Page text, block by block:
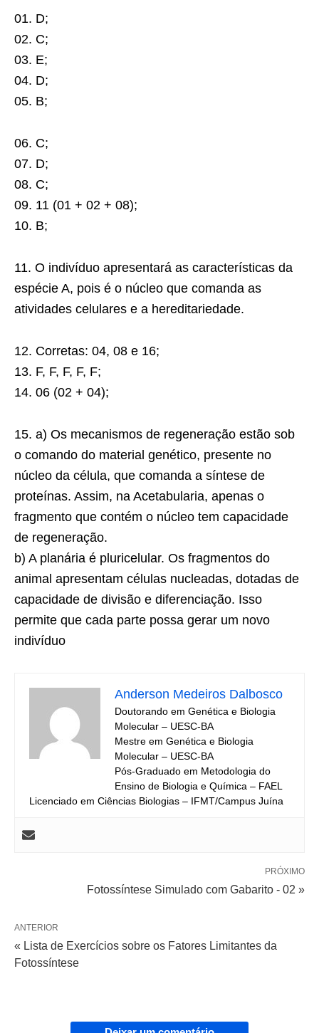
01. D;
02. C;
03. E;
04. D;
05. B;
06. C;
07. D;
08. C;
09. 11 (01 + 02 + 08);
10. B;
11. O indivíduo apresentará as características da
espécie A, pois é o núcleo que comanda as
atividades celulares e a hereditariedade.
12. Corretas: 04, 08 e 16;
13. F, F, F, F, F;
14. 06 (02 + 04);
15. a) Os mecanismos de regeneração estão sob
o comando do material genético, presente no
núcleo da célula, que comanda a síntese de
proteínas. Assim, na Acetabularia, apenas o
fragmento que contém o núcleo tem capacidade
de regeneração.
b) A planária é pluricelular. Os fragmentos do
animal apresentam células nucleadas, dotadas de
capacidade de divisão e diferenciação. Isso
permite que cada parte possa gerar um novo
indivíduo
Anderson Medeiros Dalbosco
Doutorando em Genética e Biologia
Molecular – UESC-BA
Mestre em Genética e Biologia
Molecular – UESC-BA
Pós-Graduado em Metodologia do
Ensino de Biologia e Química – FAEL
Licenciado em Ciências Biologias – IFMT/Campus Juína
PRÓXIMO
Fotossíntese Simulado com Gabarito - 02 »
ANTERIOR
« Lista de Exercícios sobre os Fatores Limitantes da
Fotossíntese